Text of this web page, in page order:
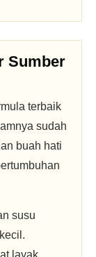
Sumber
terbaik
sudah
buah hati
susu
layak